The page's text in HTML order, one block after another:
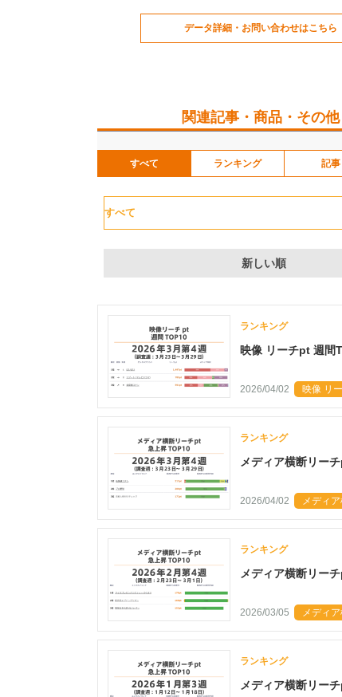
データ詳細・お問い合わせはこちら
関連記事・商品・その他
すべて ランキング 記事
新しい順
ランキング
映像 リーチpt 週間
2026/04/02 映像 リ
ランキング
メディア横断リー
2026/04/02 メディ
ランキング
メディア横断リー
2026/03/05 メディ
ランキング
メディア横断リー